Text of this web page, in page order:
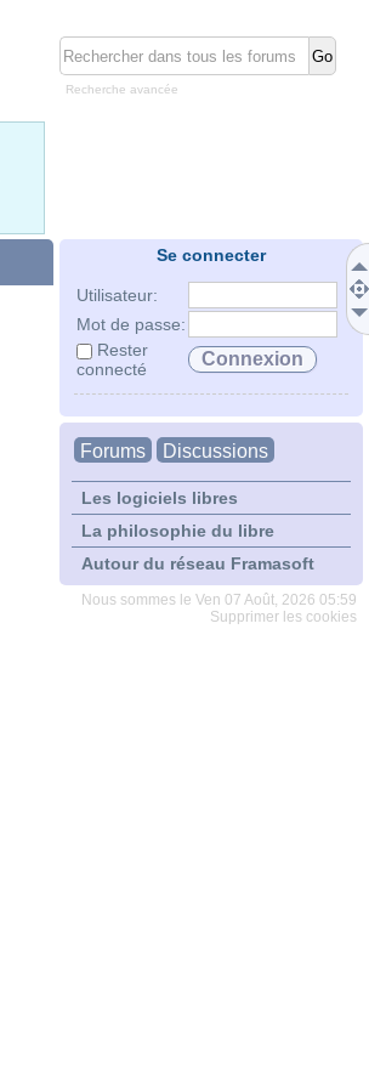
Recherche avancée
Se connecter
Utilisateur:
Mot de passe:
Rester
connecté
Forums Discussions
Les logiciels libres
La philosophie du libre
Autour du réseau Framasoft
Nous sommes le Ven 07 Août, 2026 05:59
Supprimer les cookies